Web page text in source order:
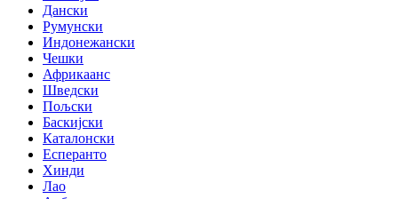
Дански
Румунски
Индонежански
Чешки
Африкаанс
Шведски
Пољски
Баскијски
Каталонски
Есперанто
Хинди
Лао